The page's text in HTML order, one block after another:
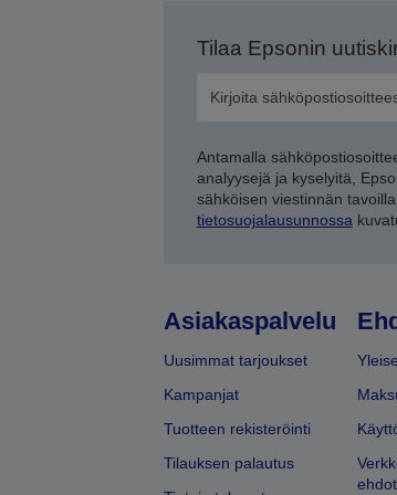
Tilaa Epsonin
Antamalla
analyysejä ja kyselyitä,
sähköisen viestinnän
tietosuojalausunnossa
Asiakaspalvelu
Uusimmat tarjoukset
Kampanjat
Tuotteen rekisteröinti
Tilauksen palautus
ehdot